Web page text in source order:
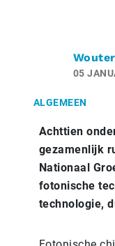
05
ALGEMEEN
Achttien
gezamenlijk
Nationaal
fotonische
technologie,